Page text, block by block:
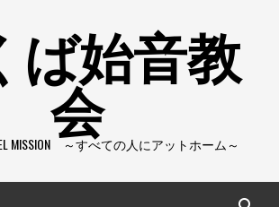
ば始音教
会
MISSION ～すべての人にアットホーム～